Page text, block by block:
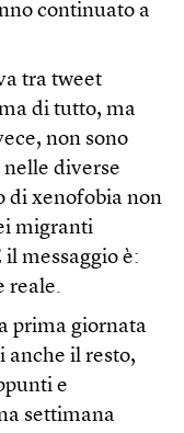
continuato a
tra tweet
di tutto, ma
non sono
diverse
di xenofobia non
migranti
messaggio è:
reale.
prima giornata
anche il resto,
e
settimana